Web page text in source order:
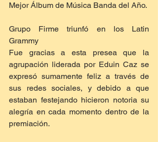
Mejor Álbum de Música Banda del Año.
Grupo Firme triunfó en los Latin
Grammy
Fue gracias a esta presea que la
agrupación liderada por Eduin Caz se
expresó sumamente feliz a través de
sus redes sociales, y debido a que
estaban festejando hicieron notoria su
alegría en cada momento dentro de la
premiación.